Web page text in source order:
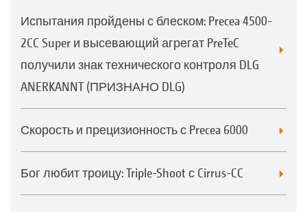
Испытания пройдены с блеском: Precea 4500-
2CC Super и высевающий агрегат PreTeC
получили знак технического контроля DLG
ANERKANNT (ПРИЗНАНО DLG)
Скорость и прецизионность с Precea 6000
Бог любит троицу: Triple-Shoot с Cirrus-CC